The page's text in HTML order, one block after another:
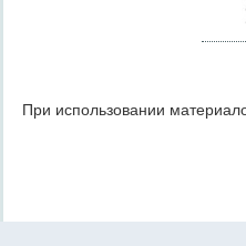
При использовании